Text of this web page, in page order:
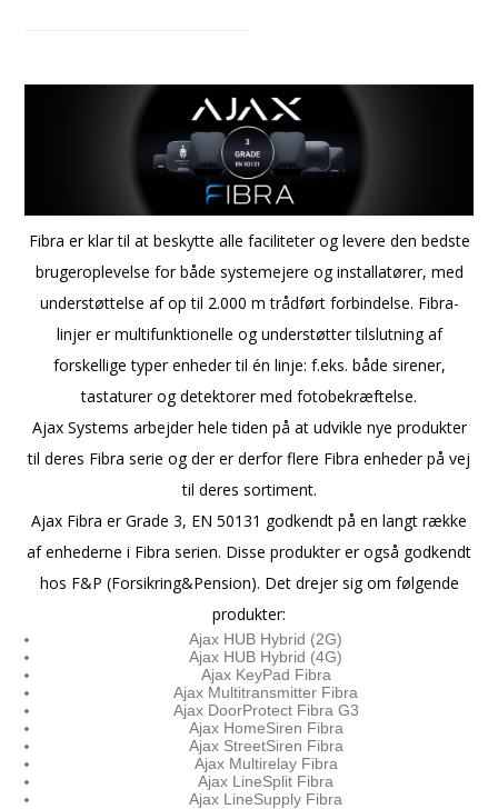
Fibra er klar til at beskytte alle faciliteter og levere den bedste
brugeroplevelse for både systemejere og installatører, med
understøttelse af op til 2.000 m trådført forbindelse. Fibra-
linjer er multifunktionelle og understøtter tilslutning af
forskellige typer enheder til én linje: f.eks. både sirener,
tastaturer og detektorer med fotobekræftelse.
Ajax Systems arbejder hele tiden på at udvikle nye produkter
til deres Fibra serie og der er derfor flere Fibra enheder på vej
til deres sortiment.
Ajax Fibra er Grade 3, EN 50131 godkendt på en langt række
af enhederne i Fibra serien. Disse produkter er også godkendt
hos F&P (Forsikring&Pension). Det drejer sig om følgende
produkter:
Ajax HUB Hybrid (2G)
Ajax HUB Hybrid (4G)
Ajax KeyPad Fibra
Ajax Multitransmitter Fibra
Ajax DoorProtect Fibra G3
Ajax HomeSiren Fibra
Ajax StreetSiren Fibra
Ajax Multirelay Fibra
Ajax LineSplit Fibra
Ajax LineSupply Fibra